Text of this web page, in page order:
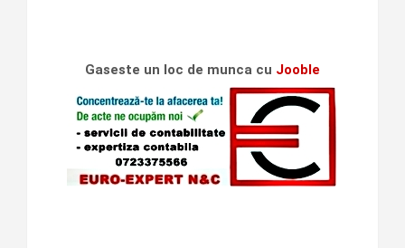
Gaseste un loc de munca cu Jooble